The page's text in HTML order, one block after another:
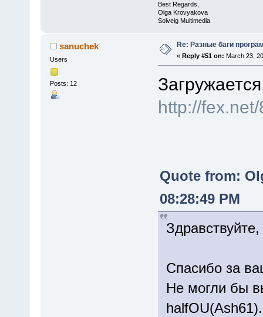
Best Regards,
Olga Krovyakova
Solveig Multimedia
sanuchek
Users
Posts: 12
Re: Разные баги
« Reply #51 on: March 23,
http://
Quote from:
08:28:49 PM
Спасибо за
Не могли бы